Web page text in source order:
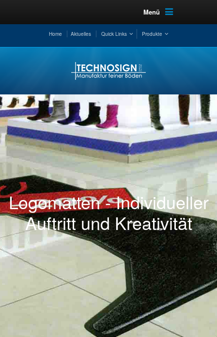
Menü
Home Aktuelles Quick Links Produkte
Logomatten - Individueller
Auftritt und Kreativität